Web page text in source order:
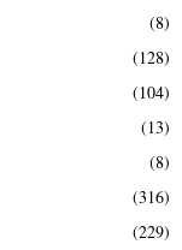
(8)
(128)
(104)
(13)
(8)
(316)
(229)